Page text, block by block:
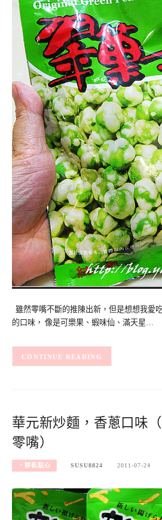
雖然零嘴不斷的推陳出新，但是想想我愛
的口味， 像是可樂果、蝦味仙、滿天星…
CONTINUE READING
華元新炒麵，香蔥口味
零嘴）
‧餅乾點心 SUSU8824 2011-07-24